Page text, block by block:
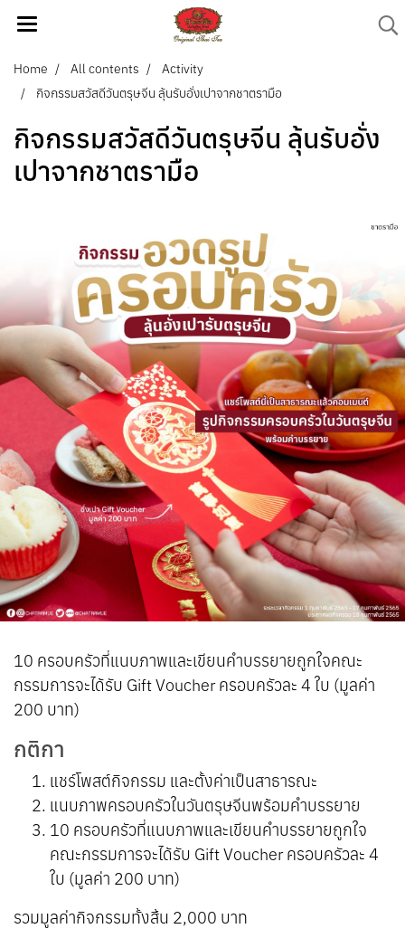
Home All contents
Activity
กิจกรรมสวัสดีวันตรุษจีน ลุ้นรับอั่งเปาจากชาตรามือ
กิจกรรมสวัสดีวันตรุษจีน ลุ้นรับอั่ง
เปาจากชาตรามือ
10 ครอบครัวที่แนบภาพและเขียนคำบรรยายถูกใจคณะ
กรรมการจะได้รับ Gift Voucher ครอบครัวละ 4 ใบ (มูลค่า
200 บาท)
กติกา
แชร์โพสต์กิจกรรม และตั้งค่าเป็นสาธารณะ
แนบภาพครอบครัวในวันตรุษจีนพร้อมคำบรรยาย
10 ครอบครัวที่แนบภาพและเขียนคำบรรยายถูกใจ
คณะกรรมการจะได้รับ Gift Voucher ครอบครัวละ 4
ใบ (มูลค่า 200 บาท)
รวมมูลค่ากิจกรรมทั้งสิ้น 2,000 บาท